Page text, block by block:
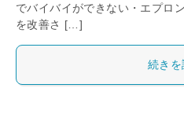
でバイバイができない・エプロ
を改善さ […]
続き